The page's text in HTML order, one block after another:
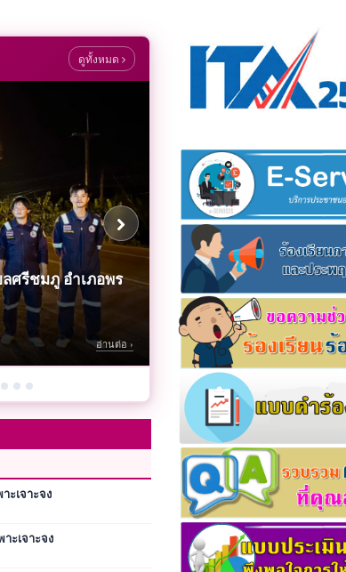
ดูทั้งหมด
ทต.ศรีสำราญ
อ่านต่อ ›
รเจริญ จังหวัด
นาคำ อ.พรเจริญ
นนาคำ หมู่ 1 ต.ศรี
ศรีชมภู อำเภอพร
อ่านต่อ ›
ภอพรเจริญ
ง บ้านนาคำ ต.ศรี
นขององค์กรปก
าณ พ.ศ. 2569
20 มีนาคม 2569
ญ
ะจำปี 2569 จัด
บึงกาฬ
2568
ลดภาวะคลอดก่อ
ซ์" (Anthrax)
ชีพระยะสั้น ประจำ
ะเจาะจง
ะเจาะจง